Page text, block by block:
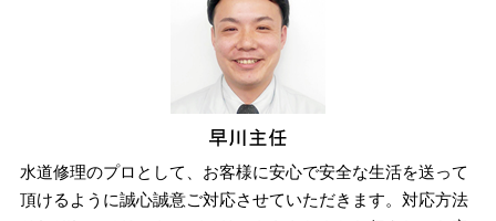
水道修理のプロとして、お客様に安心で安全な生活を送って
頂けるように誠心誠意ご対応させていただきます。対応方法